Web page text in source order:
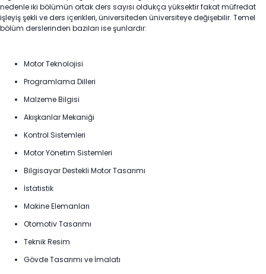
nedenle iki bölümün ortak ders sayısı oldukça yüksektir fakat müfredat
işleyiş şekli ve ders içerikleri, üniversiteden üniversiteye değişebilir. Temel
bölüm derslerinden bazıları ise şunlardır:
Motor Teknolojisi
Programlama Dilleri
Malzeme Bilgisi
Akışkanlar Mekaniği
Kontrol Sistemleri
Motor Yönetim Sistemleri
Bilgisayar Destekli Motor Tasarımı
İstatistik
Makine Elemanları
Otomotiv Tasarımı
Teknik Resim
Gövde Tasarımı ve İmalatı